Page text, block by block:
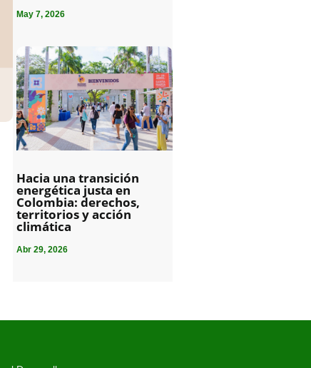
May 7, 2026
Hacia una transición
energética justa en
Colombia: derechos,
territorios y acción
climática
Abr 29, 2026